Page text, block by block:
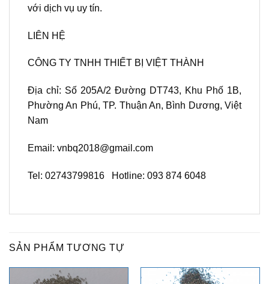
với dịch vụ uy tín.
LIÊN HỆ
CÔNG TY TNHH THIẾT BỊ VIỆT THÀNH
Địa chỉ: Số 205A/2 Đường DT743, Khu Phố 1B,
Phường An Phú, TP. Thuận An, Bình Dương, Việt
Nam
Email: vnbq2018@gmail.com
Tel: 02743799816 Hotline: 093 874 6048
SẢN PHẨM TƯƠNG TỰ